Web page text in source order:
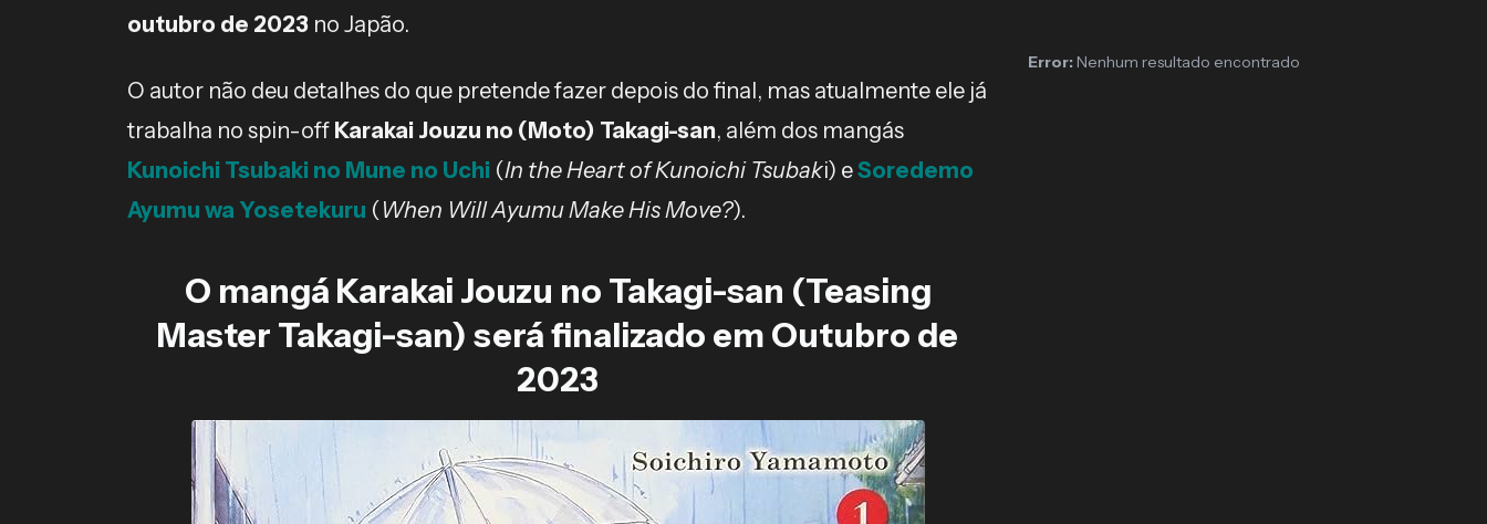
outubro de 2023 no Japão.
O autor não deu detalhes do que pretende fazer depois do final, mas atualmente ele já
trabalha no spin-off Karakai Jouzu no (Moto) Takagi-san, além dos mangás
Kunoichi Tsubaki no Mune no Uchi (In the Heart of Kunoichi Tsubaki) eSoredemo
Ayumu wa Yosetekuru (When Will Ayumu Make His Move?).
O mangá Karakai Jouzu no Takagi-san (Teasing
Master Takagi-san) será finalizado em Outubro de
2023
Error: Nenhum resultado encontrado